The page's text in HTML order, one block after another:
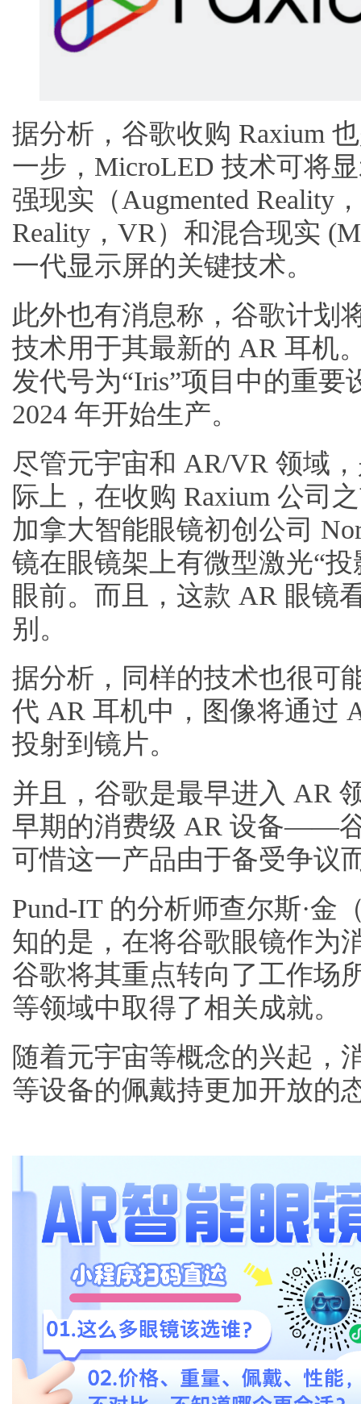
据分析，谷歌收购 Raxium
一步，MicroLED 技术可将
强现实（Augmented Reality
Reality，VR）和混合现实
一代显示屏的关键技术。
此外也有消息称，谷歌计划
技术用于其最新的 AR 耳机
发代号为“Iris”项目中的重
2024 年开始生产。
尽管元宇宙和 AR/VR 领域
际上，在收购 Raxium 公司
加拿大智能眼镜初创公司
镜在眼镜架上有微型激光“
眼前。而且，这款 AR 眼镜
别。
据分析，同样的技术也很可
代 AR 耳机中，图像将通过
投射到镜片。
并且，谷歌是最早进入 AR
早期的消费级 AR 设备——谷
可惜这一产品由于备受争议
Pund-IT 的分析师查尔斯·金
知的是，在将谷歌眼镜作为
谷歌将其重点转向了工作场
等领域中取得了相关成就。
随着元宇宙等概念的兴起，
等设备的佩戴持更加开放的